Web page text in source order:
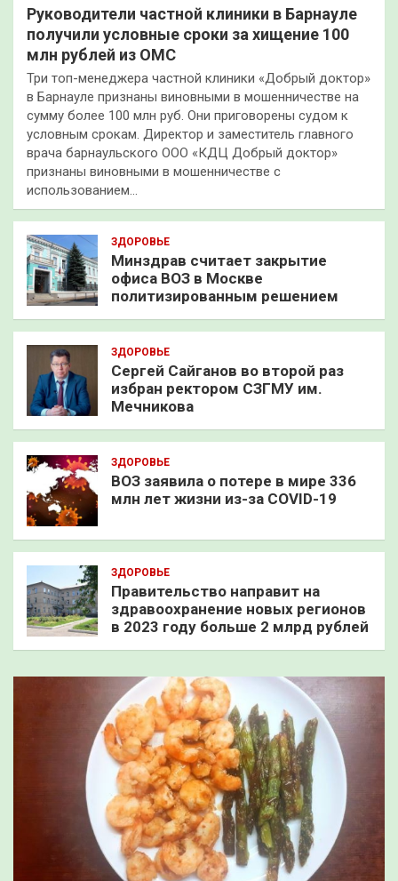
Руководители частной клиники в Барнауле
получили условные сроки за хищение 100
млн рублей из ОМС
Три топ-менеджера частной клиники «Добрый доктор»
в Барнауле признаны виновными в мошенничестве на
сумму более 100 млн руб. Они приговорены судом к
условным срокам. Директор и заместитель главного
врача барнаульского ООО «КДЦ Добрый доктор»
признаны виновными в мошенничестве с
использованием…
ЗДОРОВЬЕ
Минздрав считает закрытие
офиса ВОЗ в Москве
политизированным решением
ЗДОРОВЬЕ
Сергей Сайганов во второй раз
избран ректором СЗГМУ им.
Мечникова
ЗДОРОВЬЕ
ВОЗ заявила о потере в мире 336
млн лет жизни из-за COVID-19
ЗДОРОВЬЕ
Правительство направит на
здравоохранение новых регионов
в 2023 году больше 2 млрд рублей